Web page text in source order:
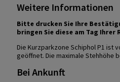
Weitere Informationen
Bitte drucken Sie Ihre
bringen Sie diese am Tag Ihrer
Die Kurzparkzone Schiphol P1 ist
geöffnet. Die maximale Stehhöhe
Bei Ankunft